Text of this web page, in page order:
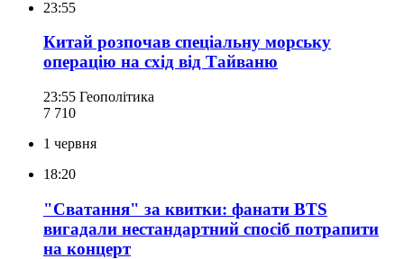
23:55
Китай розпочав спеціальну морську
операцію на схід від Тайваню
23:55 Геополітика
7 710
1 червня
18:20
"Сватання" за квитки: фанати BTS
вигадали нестандартний спосіб потрапити
на концерт